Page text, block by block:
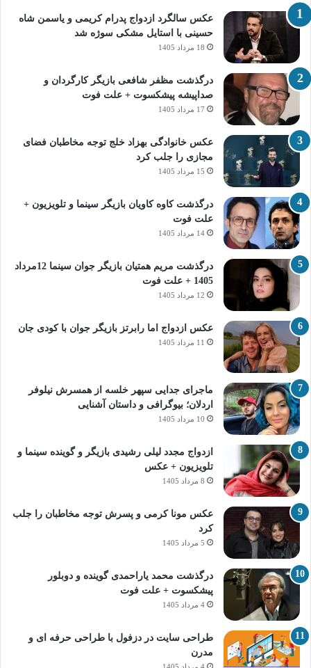
عکس سالگرد ازدواج پدرام کریمی و یاسمن شاه‌
حسینی با استایل مشکی سوژه شد
18 مرداد 1405
درگذشت مظفر شافعی بازیگر کارگردان و
صداپیشه پیشکسوت + علت فوت
17 مرداد 1405
عکس خانوادگی بهزاد خلج توجه مخاطبان فضای
مجازی را جلب کرد
15 مرداد 1405
درگذشت کاوه کاویان بازیگر سینما و تلویزیون +
علت فوت
14 مرداد 1405
درگذشت مریم همتیان بازیگر جوان سینما 12مرداد
1405 + علت فوت
12 مرداد 1405
عکس ازدواج اما رابرتز بازیگر جوان با کودی جان
11 مرداد 1405
ماجرای جدایی سپهر خلسه از همسرش نیلوفر
اردلان؛ بیوگرافی و داستان آشنایی
10 مرداد 1405
ازدواج مجدد لیلی رشیدی بازیگر و گوینده سینما و
تلویزیون + عکس
8 مرداد 1405
عکس مونا کرمی و پسرش توجه مخاطبان را جلب
کرد
5 مرداد 1405
درگذشت محمد یاراحمدی گوینده و دوبلور
پیشکسوت + علت فوت
4 مرداد 1405
طراحی سایت در دزفول با طراحی حرفه‌ ای و
مدرن